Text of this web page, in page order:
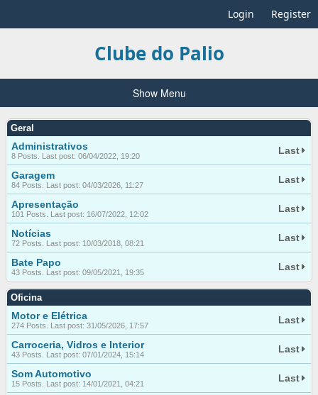
Login Register
Clube do Palio
Show Menu
Geral
Administrativos
8 Posts. Last post: 06/04/2022, 19:20 Last
Garagem
84 Posts. Last post: 04/03/2026, 11:27 Last
Apresentação
101 Posts. Last post: 16/07/2022, 12:02 Last
Notícias
72 Posts. Last post: 10/03/2018, 08:21 Last
Bate Papo
43 Posts. Last post: 09/05/2021, 19:35 Last
Oficina
Motor e Elétrica
274 Posts. Last post: 31/05/2026, 17:57 Last
Carroceria, Vidros e Interior
43 Posts. Last post: 07/01/2024, 15:14 Last
Som Automotivo
15 Posts. Last post: 14/01/2021, 04:21 Last